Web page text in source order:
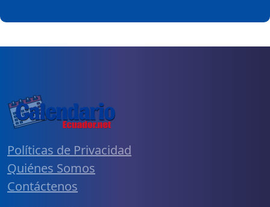
Políticas de Privacidad
Quiénes Somos
Contáctenos